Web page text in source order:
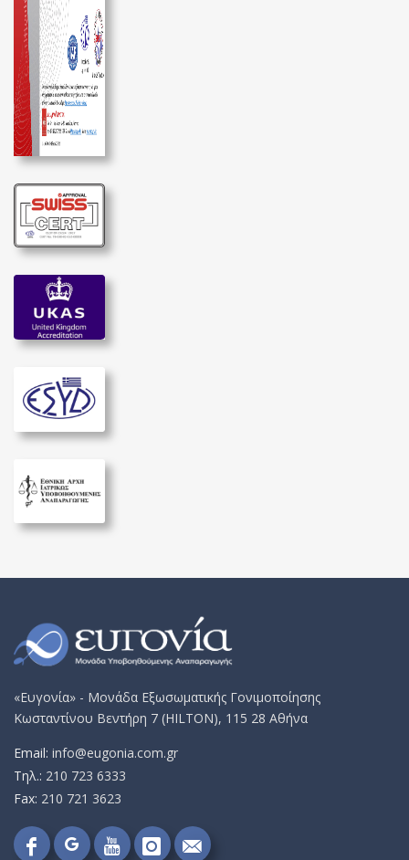
«Ευγονία» - Μονάδα Εξωσωματικής Γονιμοποίησης
Κωσταντίνου Βεντήρη 7 (HILTON), 115 28 Αθήνα
Email: info@eugonia.com.gr
Τηλ.: 210 723 6333
Fax: 210 721 3623